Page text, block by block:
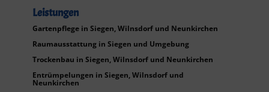
Leistungen
Gartenpflege in Siegen, Wilnsdorf und Neunkirchen
Raumausstattung in Siegen und Umgebung
Trockenbau in Siegen, Wilnsdorf und Neunkirchen
Entrümpelungen in Siegen, Wilnsdorf und
Neunkirchen